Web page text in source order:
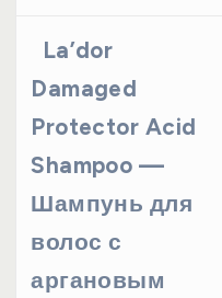
La’dor
Damaged
Protector Acid
Shampoo —
Шампунь для
волос с
аргановым